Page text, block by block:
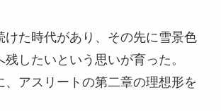
けた時代があり、その先に雪景色
したいという思いが育った。
、アスリートの第二章の理想形を